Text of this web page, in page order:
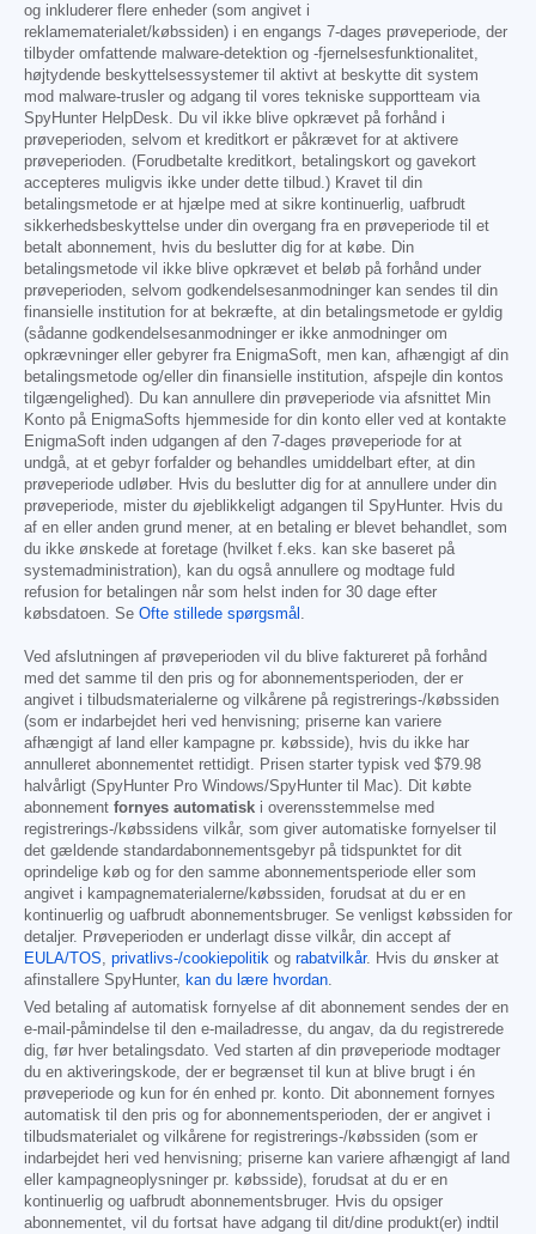
og inkluderer flere enheder (som angivet i
reklamematerialet/købssiden) i en engangs 7-dages prøveperiode, der
tilbyder omfattende malware-detektion og -fjernelsesfunktionalitet,
højtydende beskyttelsessystemer til aktivt at beskytte dit system
mod malware-trusler og adgang til vores tekniske supportteam via
SpyHunter HelpDesk. Du vil ikke blive opkrævet på forhånd i
prøveperioden, selvom et kreditkort er påkrævet for at aktivere
prøveperioden. (Forudbetalte kreditkort, betalingskort og gavekort
accepteres muligvis ikke under dette tilbud.) Kravet til din
betalingsmetode er at hjælpe med at sikre kontinuerlig, uafbrudt
sikkerhedsbeskyttelse under din overgang fra en prøveperiode til et
betalt abonnement, hvis du beslutter dig for at købe. Din
betalingsmetode vil ikke blive opkrævet et beløb på forhånd under
prøveperioden, selvom godkendelsesanmodninger kan sendes til din
finansielle institution for at bekræfte, at din betalingsmetode er gyldig
(sådanne godkendelsesanmodninger er ikke anmodninger om
opkrævninger eller gebyrer fra EnigmaSoft, men kan, afhængigt af din
betalingsmetode og/eller din finansielle institution, afspejle din kontos
tilgængelighed). Du kan annullere din prøveperiode via afsnittet Min
Konto på EnigmaSofts hjemmeside for din konto eller ved at kontakte
EnigmaSoft inden udgangen af den 7-dages prøveperiode for at
undgå, at et gebyr forfalder og behandles umiddelbart efter, at din
prøveperiode udløber. Hvis du beslutter dig for at annullere under din
prøveperiode, mister du øjeblikkeligt adgangen til SpyHunter. Hvis du
af en eller anden grund mener, at en betaling er blevet behandlet, som
du ikke ønskede at foretage (hvilket f.eks. kan ske baseret på
systemadministration), kan du også annullere og modtage fuld
refusion for betalingen når som helst inden for 30 dage efter
købsdatoen. Se Ofte stillede spørgsmål .
Ved afslutningen af prøveperioden vil du blive faktureret på forhånd
med det samme til den pris og for abonnementsperioden, der er
angivet i tilbudsmaterialerne og vilkårene på registrerings-/købssiden
(som er indarbejdet heri ved henvisning; priserne kan variere
afhængigt af land eller kampagne pr. købsside), hvis du ikke har
annulleret abonnementet rettidigt. Prisen starter typisk ved $79.98
halvårligt (SpyHunter Pro Windows/SpyHunter til Mac). Dit købte
abonnement fornyes automatisk i overensstemmelse med
registrerings-/købssidens vilkår, som giver automatiske fornyelser til
det gældende standardabonnementsgebyr på tidspunktet for dit
oprindelige køb og for den samme abonnementsperiode eller som
angivet i kampagnematerialerne/købssiden, forudsat at du er en
kontinuerlig og uafbrudt abonnementsbruger. Se venligst købssiden for
detaljer. Prøveperioden er underlagt disse vilkår, din accept af
EULA/TOS, privatlivs-/cookiepolitik og rabatvilkår. Hvis du ønsker at
afinstallere SpyHunter, kan du lære hvordan.
Ved betaling af automatisk fornyelse af dit abonnement sendes der en
e-mail-påmindelse til den e-mailadresse, du angav, da du registrerede
dig, før hver betalingsdato. Ved starten af din prøveperiode modtager
du en aktiveringskode, der er begrænset til kun at blive brugt i én
prøveperiode og kun for én enhed pr. konto. Dit abonnement fornyes
automatisk til den pris og for abonnementsperioden, der er angivet i
tilbudsmaterialet og vilkårene for registrerings-/købssiden (som er
indarbejdet heri ved henvisning; priserne kan variere afhængigt af land
eller kampagneoplysninger pr. købsside), forudsat at du er en
kontinuerlig og uafbrudt abonnementsbruger. Hvis du opsiger
abonnementet, vil du fortsat have adgang til dit/dine produkt(er) indtil